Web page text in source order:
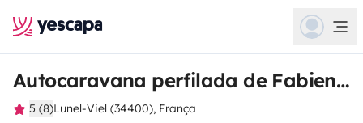
Autocaravana perfilada de Fabienne
5 (8)Lunel-Viel (34400), França